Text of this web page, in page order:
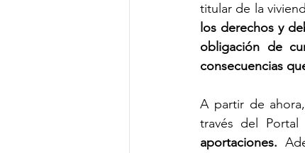
titular de la
los derechos y
obligación de
consecuencias
A partir de
través del Portal
aportaciones.